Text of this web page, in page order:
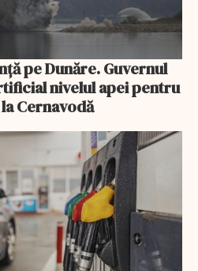
pe Dunăre. Guvernul
nivelul apei pentru
Cernavodă